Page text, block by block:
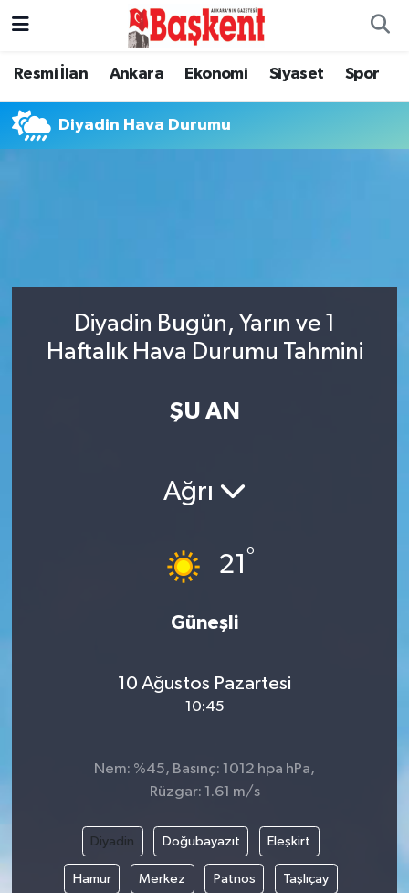
Resmi İlan Ankara Ekonomi Siyaset Spor
Diyadin Hava Durumu
Diyadin Bugün, Yarın ve 1
Haftalık Hava Durumu Tahmini
ŞU AN
Ağrı
21 °
Güneşli
10 Ağustos Pazartesi
10:45
Nem: %45, Basınç: 1012 hpa hPa,
Rüzgar: 1.61 m/s
Diyadin Doğubayazıt Eleşkirt
Hamur Merkez Patnos Taşlıçay
Ankara
Asayiş
Genel
Yaşam
Ankara Nöbetçi Eczaneler
Ankara Hava Durumu
Son Dakika Haberleri